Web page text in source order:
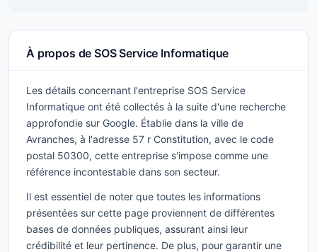
À propos de SOS Service Informatique
Les détails concernant l'entreprise SOS Service
Informatique ont été collectés à la suite d'une recherche
approfondie sur Google. Établie dans la ville de
Avranches, à l'adresse 57 r Constitution, avec le code
postal 50300, cette entreprise s'impose comme une
référence incontestable dans son secteur.
Il est essentiel de noter que toutes les informations
présentées sur cette page proviennent de différentes
bases de données publiques, assurant ainsi leur
crédibilité et leur pertinence. De plus, pour garantir une